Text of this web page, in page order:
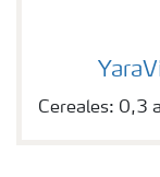
Cereales: 0,3